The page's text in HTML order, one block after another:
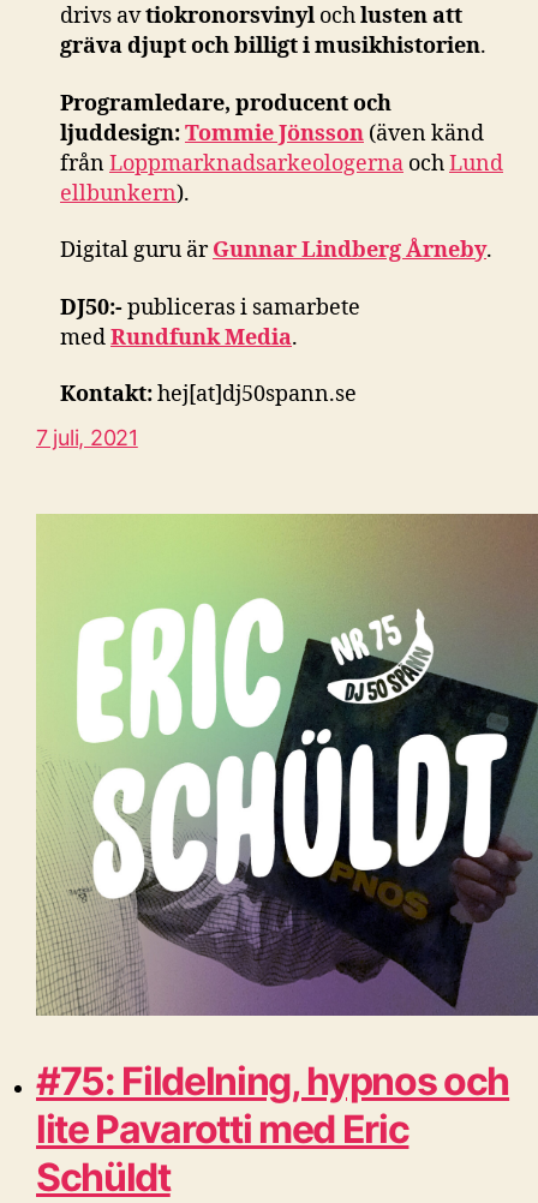
drivs avtiokronorsvinyl ochlusten att
gräva djupt och billigt i musikhistorien.
Programledare, producent och
ljuddesign:Tommie Jönsson (även känd
frånLoppmarknadsarkeologerna ochLund
ellbunkern).
Digital guru ärGunnar Lindberg Årneby.
DJ50:-publiceras i samarbete
medRundfunk Media.
Kontakt:hej[at]dj50spann.se
7 juli, 2021
#75: Fildelning, hypnos och
lite Pavarotti med Eric
Schüldt